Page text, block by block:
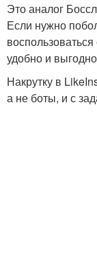
Это аналог
Если нужно
удобно и
Накрутку в
а не боты, и с